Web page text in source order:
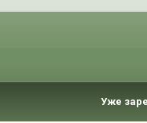
Уже